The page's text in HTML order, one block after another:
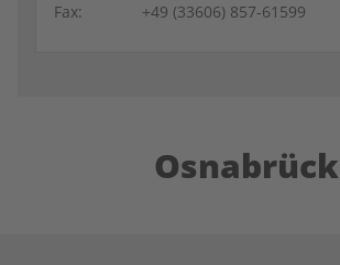
Fax:
+49 (33606) 857-61599
Osnabrück